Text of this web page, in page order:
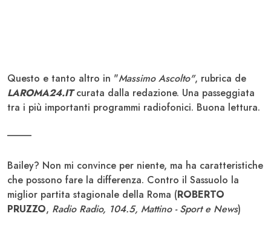
Questo e tanto altro in "Massimo Ascolto", rubrica de
LAROMA24.ITcurata dalla redazione. Una passeggiata
tra i più importanti programmi radiofonici. Buona lettura.
Bailey? Non mi convince per niente, ma ha caratteristiche
che possono fare la differenza. Contro il Sassuolo la
miglior partita stagionale della Roma (ROBERTO
PRUZZO, Radio Radio, 104.5, Mattino - Sport e News)